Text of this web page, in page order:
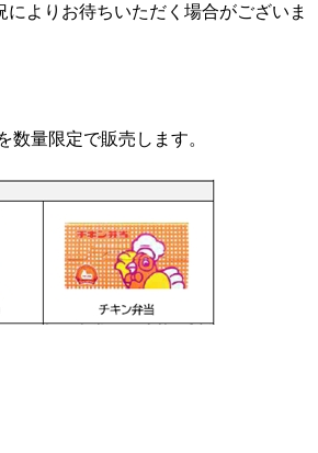
よりお待ちいただく場合がございま
数量限定で販売します。